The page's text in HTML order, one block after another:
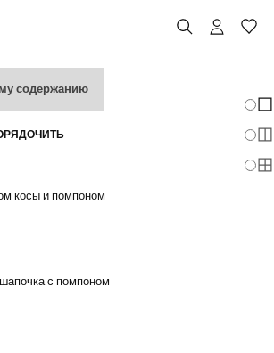
содержанию
косы и помпоном
УЗОРОМ КОСЫ И ПОМПОНОМ
]
с помпоном
ШАПОЧКА С ПОМПОНОМ
]